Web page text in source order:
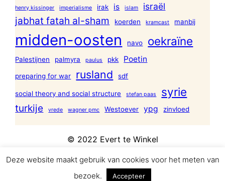
henry kissinger imperialisme irak is islam israël
jabhat fatah al-sham koerden kramcast manbij
midden-oosten navo oekraïne
Palestijnen palmyra paulus pkk Poetin
preparing for war rusland sdf
social theory and social structure stefan paas syrie
turkije vrede wagner pmc Westoever ypg zinvloed
© 2022 Evert te Winkel
Deze website maakt gebruik van cookies voor het meten van
bezoek.
Accepteer